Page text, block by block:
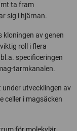
ta fram
sig i hjärnan.
kloningen av genen
roll i flera
specificeringen
tarmkanalen.
under utvecklingen av
celler i magsäcken